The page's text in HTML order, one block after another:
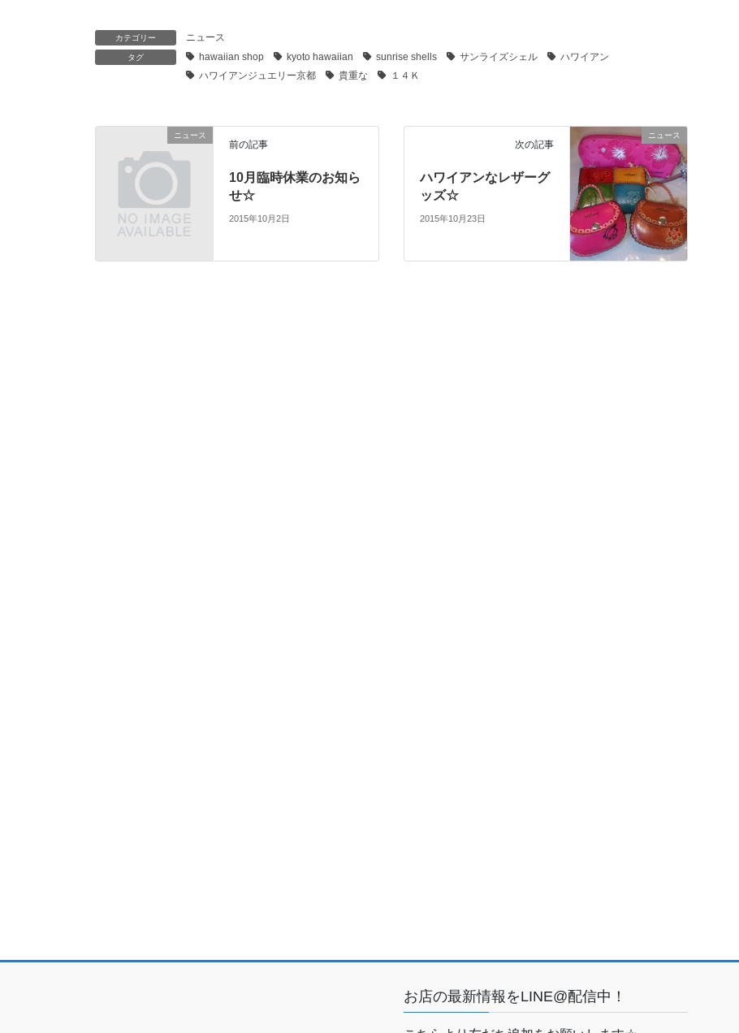
カテゴリー ニュース
タグ hawaiian shop kyoto hawaiian sunrise shells サンライズシェル
ハワイアン
ハワイアンジュエリー京都
貴重な １４Ｋ
ニュース
前の記事
10月臨時休業のお知ら
せ☆
2015年10月2日
ニュース
次の記事
ハワイアンなレザーグ
ッズ☆
2015年10月23日
お店の最新情報をLINE@配信中！